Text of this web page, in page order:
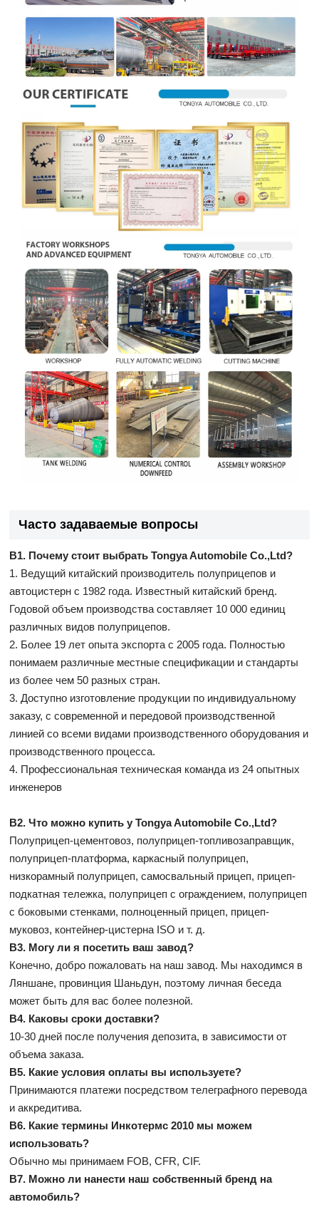
Часто задаваемые вопросы
В1. Почему стоит выбрать Tongya Automobile Co.,Ltd?
1. Ведущий китайский производитель полуприцепов и
автоцистерн с 1982 года. Известный китайский бренд.
Годовой объем производства составляет 10 000 единиц
различных видов полуприцепов.
2. Более 19 лет опыта экспорта с 2005 года. Полностью
понимаем различные местные спецификации и стандарты
из более чем 50 разных стран.
3. Доступно изготовление продукции по индивидуальному
заказу, с современной и передовой производственной
линией со всеми видами производственного оборудования и
производственного процесса.
4. Профессиональная техническая команда из 24 опытных
инженеров
В2. Что можно купить у Tongya Automobile Co.,Ltd?
Полуприцеп-цементовоз, полуприцеп-топливозаправщик,
полуприцеп-платформа, каркасный полуприцеп,
низкорамный полуприцеп, самосвальный прицеп, прицеп-
подкатная тележка, полуприцеп с ограждением, полуприцеп
с боковыми стенками, полноценный прицеп, прицеп-
муковоз, контейнер-цистерна ISO и т. д.
В3. Могу ли я посетить ваш завод?
Конечно, добро пожаловать на наш завод. Мы находимся в
Ляншане, провинция Шаньдун, поэтому личная беседа
может быть для вас более полезной.
В4. Каковы сроки доставки?
10-30 дней после получения депозита, в зависимости от
объема заказа.
В5. Какие условия оплаты вы используете?
Принимаются платежи посредством телеграфного перевода
и аккредитива.
В6. Какие термины Инкотермс 2010 мы можем
использовать?
Обычно мы принимаем FOB, CFR, CIF.
В7. Можно ли нанести наш собственный бренд на
автомобиль?